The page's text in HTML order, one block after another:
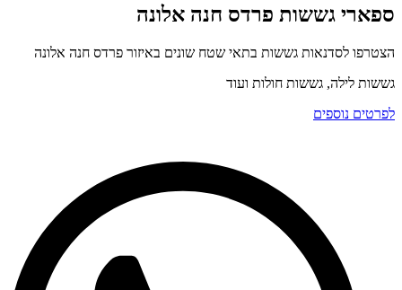
ספארי גששות פרדס חנה אלונה
הצטרפו לסדנאות גששות בתאי שטח שונים באיזור פרדס חנה אלונה
גששות לילה, גששות חולות ועוד
לפרטים נוספים